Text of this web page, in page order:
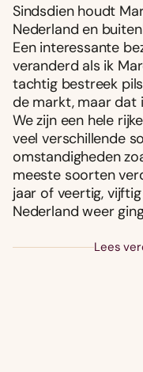
Sindsdien houdt
Nederland en
Een interessante
veranderd als ik
tachtig bestreek
de markt, maar dat
We zijn een hele
veel verschillende
omstandigheden
meeste soorten
jaar of veertig,
Nederland weer
Lees